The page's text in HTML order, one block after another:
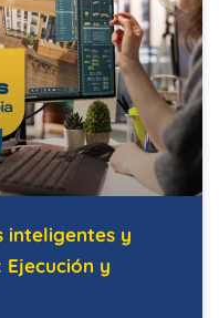
inteligentes y
y